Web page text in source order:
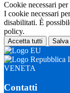
Cookie necessari
I cookie necessari
disabilitati. È
policy.
Accetta tutti Salva
VENETA
Contatti